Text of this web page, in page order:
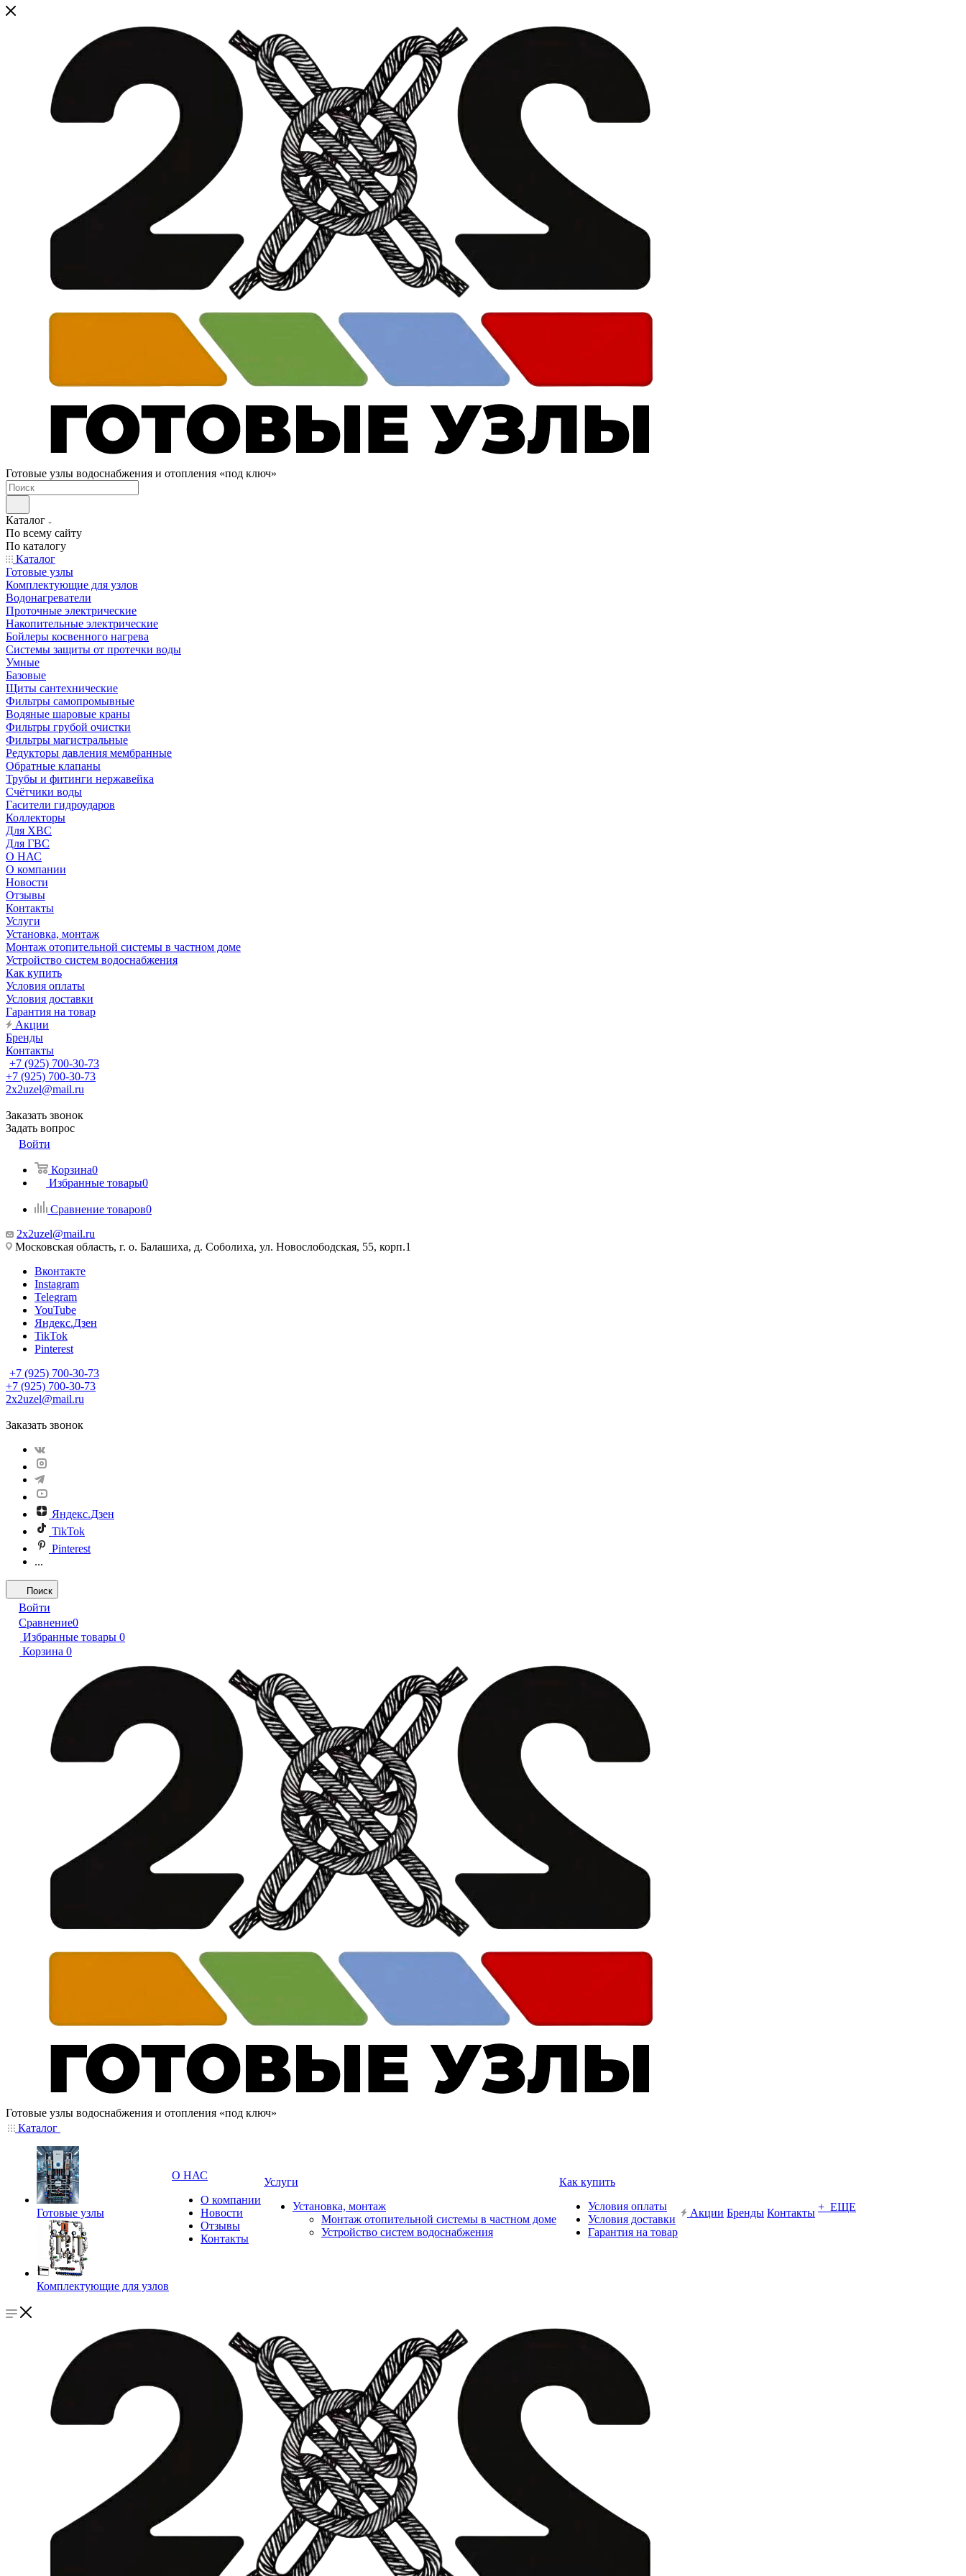
Готовые узлы водоснабжения и отопления «под ключ»
Каталог
По всему сайту
По каталогу
Каталог
Готовые узлы
Комплектующие для узлов
Водонагреватели
Проточные электрические
Накопительные электрические
Бойлеры косвенного нагрева
Системы защиты от протечки воды
Умные
Базовые
Щиты сантехнические
Фильтры самопромывные
Водяные шаровые краны
Фильтры грубой очистки
Фильтры магистральные
Редукторы давления мембранные
Обратные клапаны
Трубы и фитинги нержавейка
Счётчики воды
Гасители гидроударов
Коллекторы
Для ХВС
Для ГВС
О НАС
О компании
Новости
Отзывы
Контакты
Услуги
Установка, монтаж
Монтаж отопительной системы в частном доме
Устройство систем водоснабжения
Как купить
Условия оплаты
Условия доставки
Гарантия на товар
Акции
Бренды
Контакты
+7 (925) 700-30-73
+7 (925) 700-30-73
2x2uzel@mail.ru
Заказать звонок
Задать вопрос
Войти
Корзина0
Избранные товары0
Сравнение товаров0
2x2uzel@mail.ru
Московская область, г. о. Балашиха, д. Соболиха, ул. Новослободская, 55, корп.1
Вконтакте
Instagram
Telegram
YouTube
Яндекс.Дзен
TikTok
Pinterest
+7 (925) 700-30-73
+7 (925) 700-30-73
2x2uzel@mail.ru
Заказать звонок
Яндекс.Дзен
TikTok
Pinterest
...
Поиск
Войти
Сравнение0
Избранные товары 0
Корзина 0
Готовые узлы водоснабжения и отопления «под ключ»
Каталог
Готовые узлы
Комплектующие для узлов
О НАС
О компании
Новости
Отзывы
Контакты
Услуги
Установка, монтаж
Монтаж отопительной системы в частном доме
Устройство систем водоснабжения
Как купить
Условия оплаты
Условия доставки
Гарантия на товар
Акции Бренды Контакты + ЕЩЕ